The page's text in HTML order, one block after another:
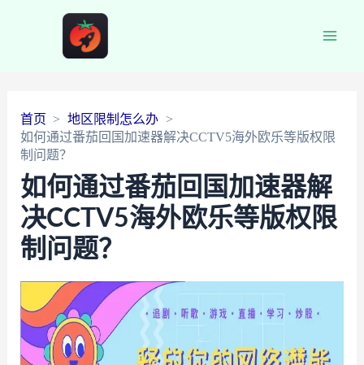
首页
地区限制怎么办
如何通过番茄回国加速器解决CCTV5海外欧乐等版权限
制问题？
如何通过番茄回国加速器解
决CCTV5海外欧乐等版权限
制问题？